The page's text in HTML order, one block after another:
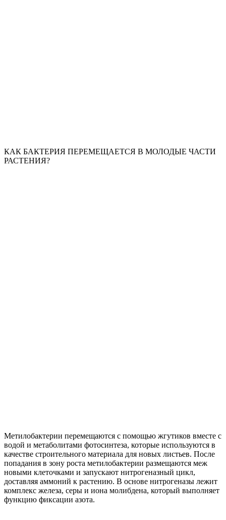
КАК БАКТЕРИЯ ПЕРЕМЕЩАЕТСЯ В МОЛОДЫЕ ЧАСТИ
РАСТЕНИЯ?
Метилобактерии перемещаются с помощью жгутиков вместе с
водой и метаболитами фотосинтеза, которые используются в
качестве строительного материала для новых листьев. После
попадания в зону роста метилобактерии размещаются меж
новыми клеточками и запускают нитрогеназный цикл,
доставляя аммоний к растению. В основе нитрогеназы лежит
комплекс железа, серы и иона молибдена, который выполняет
функцию фиксации азота.